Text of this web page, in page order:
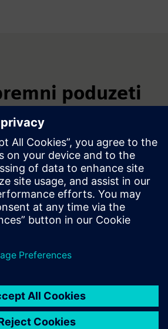
poduzeti
donjeg obrasca i naš tim će nas
dogovorio s vama.